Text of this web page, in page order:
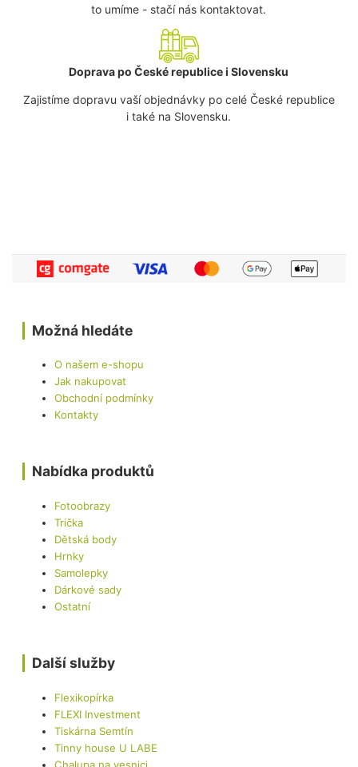
to umíme - stačí nás kontaktovat.
Doprava po České republice i Slovensku
Zajistíme dopravu vaší objednávky po celé České republice
i také na Slovensku.
Možná hledáte
O našem e-shopu
Jak nakupovat
Obchodní podmínky
Kontakty
Nabídka produktů
Fotoobrazy
Trička
Dětská body
Hrnky
Samolepky
Dárkové sady
Ostatní
Další služby
Flexikopírka
FLEXI Investment
Tiskárna Semtín
Tinny house U LABE